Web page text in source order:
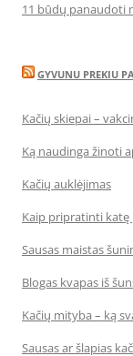
11 būdų panaudoti
GYVUNU PREKIU
Kačių skiepai –
Ką naudinga žinoti
Kačių auklėjimas
Kaip pripratinti katę
Sausas maistas
Blogas kvapas iš
Kačių mityba – ką
Sausas ar šlapias